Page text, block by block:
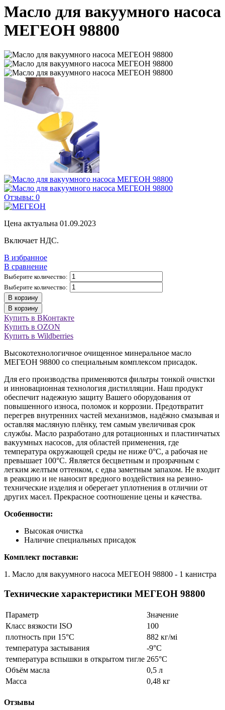
Масло для вакуумного насоса
МЕГЕОН 98800
Отзывы: 0
Цена актуальна 01.09.2023
Включает НДС.
В избранное
В сравнение
Выберите количество:
Выберите количество:
В корзину
В корзину
Купить в ВКонтакте
Купить в OZON
Купить в Wildberries
Bысокотехнологичноe очищенное минеральное масло
MEГEОH 98800 со специальным комплексом присадок.
Для его производства применяются фильтры тонкой очистки
и инновационная технология дистилляции. Наш продукт
обеспечит надежную защиту Вашего оборудования oт
повышенного износа, поломок и коррозии. Предотвратит
перегрев внутренних частей механизмов, надёжно смазывая и
оставляя масляную плёнку, тем самым увеличивая срок
службы. Масло разработано для ротационных и пластинчатых
вакуумных насосов, для областей применения, где
температура окружающей среды не ниже 0°С, а рабочая не
превышает 100°С. Является бесцветным и прозрачным с
легким желтым оттенком, с едва заметным запахом. Не входит
в реакцию и не наносит вредного воздействия на резино-
технические изделия и оберегает уплотнения в отличии от
других масел. Прекрасное соотношение цены и качества.
Особенности:
Высокая очистка
Наличие специальных присадок
Комплект поставки:
1. Масло для вакуумного насоса МЕГЕОН 98800 - 1 канистра
Технические характеристики МЕГЕОН 98800
Параметр
Значение
Класс вязкости ISO
100
плотность при 15°C
882 кг/мі
температура застывания
-9°С
температура вспышки в открытом тигле 265°C
Объём масла
0,5 л
Масса
0,48 кг
Отзывы